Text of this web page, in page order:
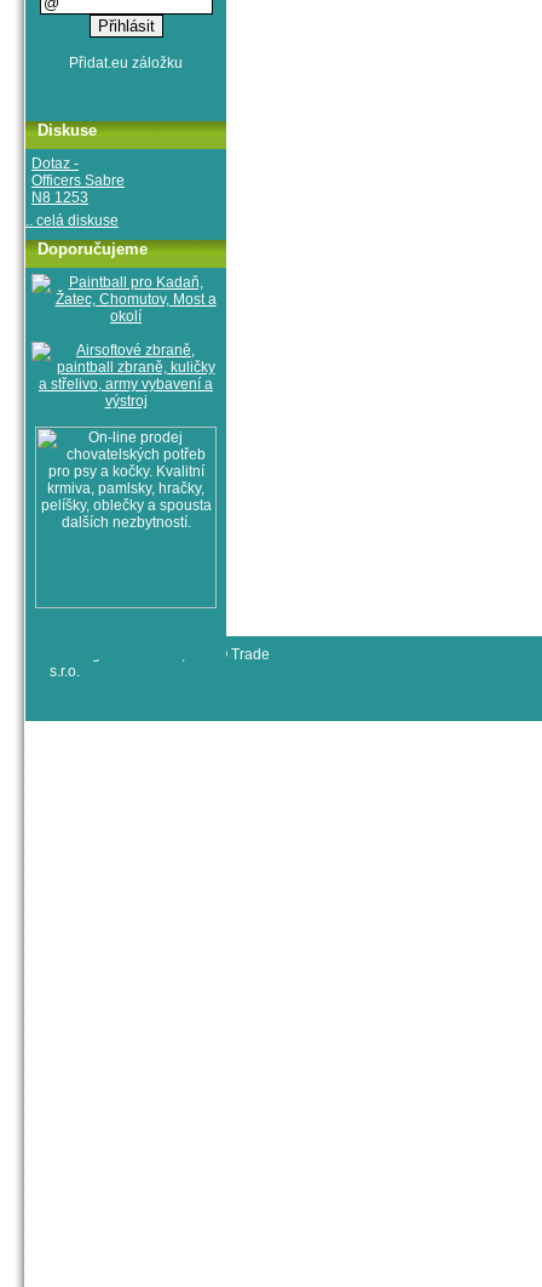
Diskuse
Dotaz -
Officers Sabre
N8 1253
.. celá diskuse
Doporučujeme
© All rights reserved, RYJO Trade
s.r.o.